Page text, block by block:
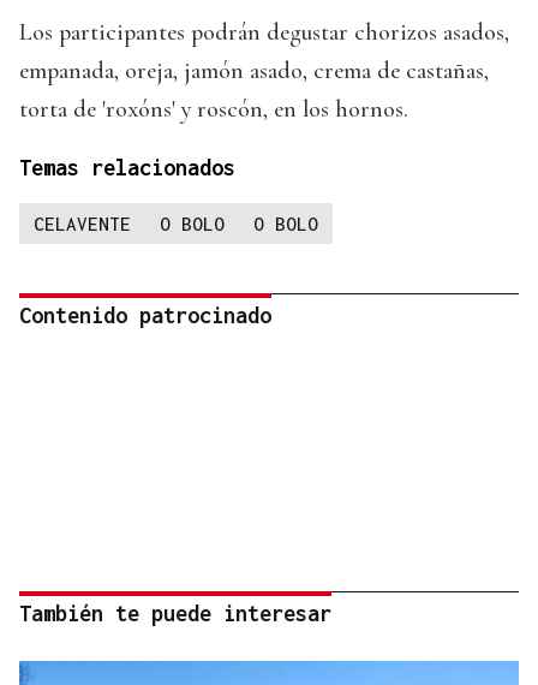
Los participantes podrán degustar chorizos asados,
empanada, oreja, jamón asado, crema de castañas,
torta de 'roxóns' y roscón, en los hornos.
Temas relacionados
CELAVENTE O BOLO O BOLO
Contenido patrocinado
También te puede interesar